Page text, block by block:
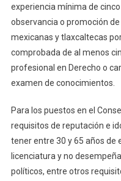
experiencia mínima de
observancia o promoción
mexicanas y tlaxcaltecas
comprobada de al menos
profesional en Derecho o
examen de conocimientos.
Para los puestos en el
requisitos de reputación e
tener entre 30 y 65 años de
licenciatura y no
políticos, entre otros